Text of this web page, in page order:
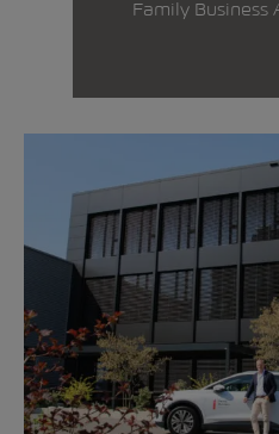
Family Business